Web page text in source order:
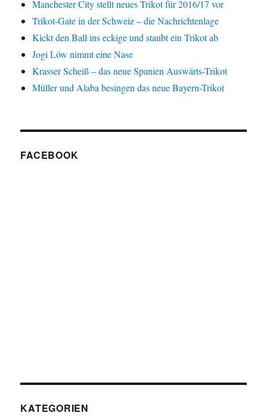
Manchester City stellt neues Trikot für 2016/17 vor
Trikot-Gate in der Schweiz – die Nachrichtenlage
Kickt den Ball ins eckige und staubt ein Trikot ab
Jogi Löw nimmt eine Nase
Krasser Scheiß – das neue Spanien Auswärts-Trikot
Müller und Alaba besingen das neue Bayern-Trikot
FACEBOOK
KATEGORIEN